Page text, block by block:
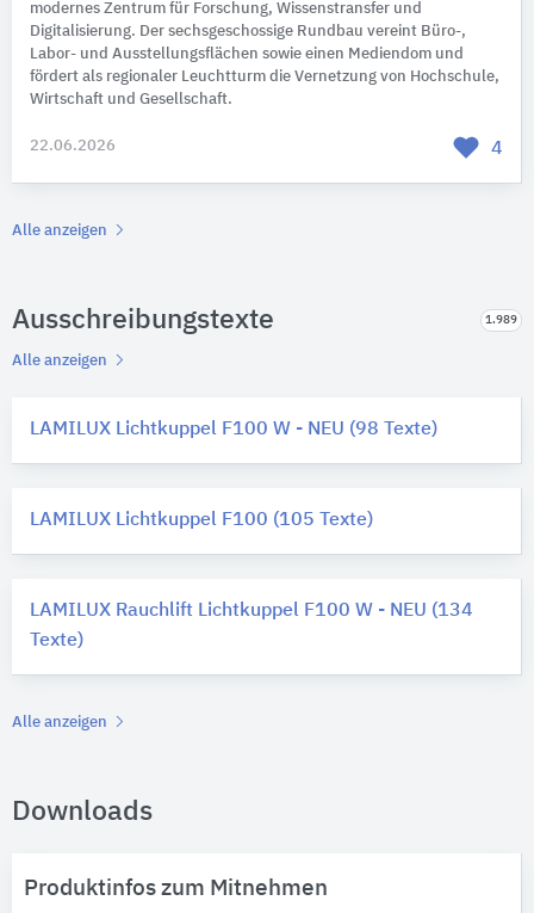
modernes Zentrum für Forschung, Wissenstransfer und
Digitalisierung. Der sechsgeschossige Rundbau vereint Büro-,
Labor- und Ausstellungsflächen sowie einen Mediendom und
fördert als regionaler Leuchtturm die Vernetzung von Hochschule,
Wirtschaft und Gesellschaft.
22.06.2026 4
Alle anzeigen
Ausschreibungstexte 1.989
Alle anzeigen
LAMILUX Lichtkuppel F100 W - NEU (98 Texte)
LAMILUX Lichtkuppel F100 (105 Texte)
LAMILUX Rauchlift Lichtkuppel F100 W - NEU (134
Texte)
Alle anzeigen
Downloads
Produktinfos zum Mitnehmen